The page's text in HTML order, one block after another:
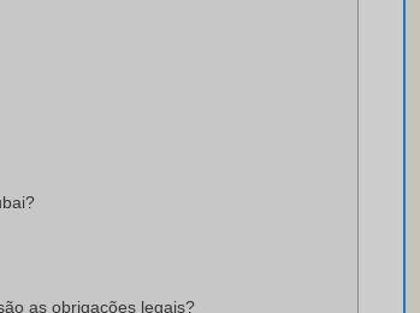
as obrigações legais?